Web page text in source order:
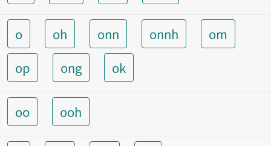
o oh onn onnh
om
op
ong ok
oo ooh